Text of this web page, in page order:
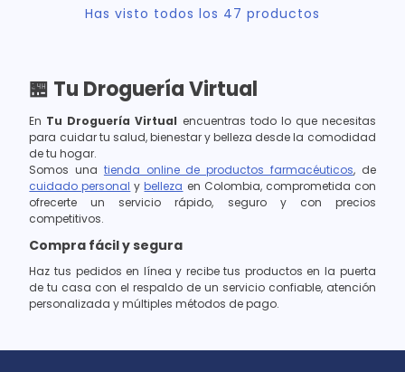
Has visto todos los 47 productos
🏪 Tu Droguería Virtual
En Tu Droguería Virtual encuentras todo lo que necesitas
para cuidar tu salud, bienestar y belleza desde la comodidad
de tu hogar.
Somos una tienda online de productos farmacéuticos, de
cuidado personal ybelleza en Colombia, comprometida con
ofrecerte un servicio rápido, seguro y con precios
competitivos.
Compra fácil y segura
Haz tus pedidos en línea y recibe tus productos en la puerta
de tu casa con el respaldo de un servicio confiable, atención
personalizada y múltiples métodos de pago.